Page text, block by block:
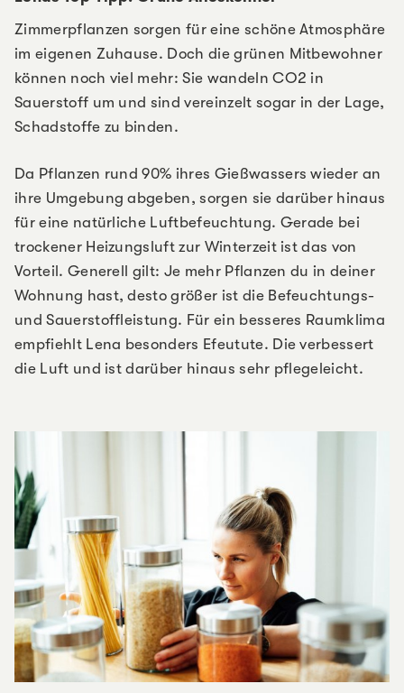
Zimmerpflanzen sorgen für eine schöne Atmosphäre
im eigenen Zuhause. Doch die grünen Mitbewohner
können noch viel mehr: Sie wandeln CO2 in
Sauerstoff um und sind vereinzelt sogar in der Lage,
Schadstoffe zu binden.
Da Pflanzen rund 90% ihres Gießwassers wieder an
ihre Umgebung abgeben, sorgen sie darüber hinaus
für eine natürliche Luftbefeuchtung. Gerade bei
trockener Heizungsluft zur Winterzeit ist das von
Vorteil. Generell gilt: Je mehr Pflanzen du in deiner
Wohnung hast, desto größer ist die Befeuchtungs-
und Sauerstoffleistung. Für ein besseres Raumklima
empfiehlt Lena besonders Efeutute. Die verbessert
die Luft und ist darüber hinaus sehr pflegeleicht.